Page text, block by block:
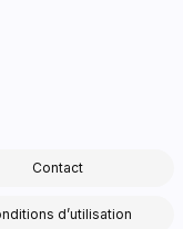
Contact
d’utilisation